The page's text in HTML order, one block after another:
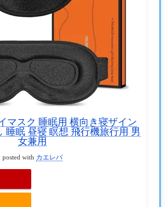
マスク 睡眠用 横向き寝ザイン
睡眠 昼寝 瞑想 飛行機旅行用 男
女兼用
posted with カエレバ